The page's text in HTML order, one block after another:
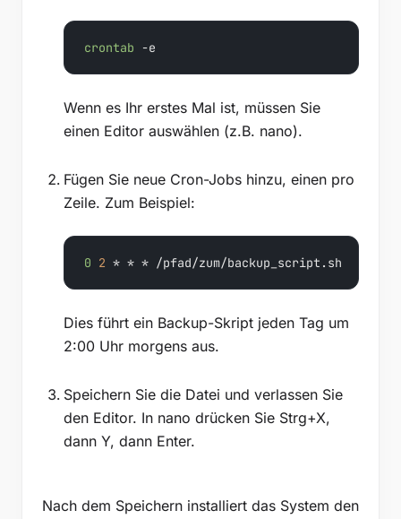
crontab -e
Wenn es Ihr erstes Mal ist, müssen Sie
einen Editor auswählen (z.B. nano).
Fügen Sie neue Cron-Jobs hinzu, einen pro
Zeile. Zum Beispiel:
0 2 * * * /pfad/zum/backup_script.sh
Dies führt ein Backup-Skript jeden Tag um
2:00 Uhr morgens aus.
Speichern Sie die Datei und verlassen Sie
den Editor. In nano drücken Sie Strg+X,
dann Y, dann Enter.
Nach dem Speichern installiert das System den